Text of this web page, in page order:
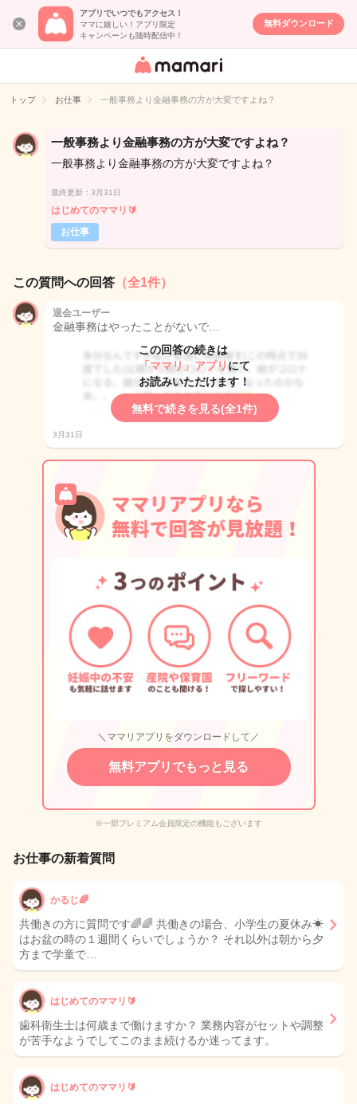
アプリでいつでもアクセス！
ママに嬉しい！アプリ限定
キャンペーンも随時配信中！
無料ダウンロード
女性専用匿名QA
イト
トップ お仕事 一般事務より金融事務の方が大変ですよね？
一般事務より金融事務の方が大変ですよね？
一般事務より金融事務の方が大変ですよね？
最終更新：3月31日
はじめてのママリ🔰
お仕事
この質問への回答 （全1件）
退会ユーザー
金融事務はやったことがないで…
この回答の続きは
「ママリ」アプリ にて
お読みいただけます！
無料で続きを見る(全1件)
3月31日
＼ママリアプリをダウンロードして／
無料アプリでもっと見る
※一部プレミアム会員限定の機能もございます
お仕事の新着質問
かるじ🌈
共働きの方に質問です🌈🌈 共働きの場合、小学生の夏休み☀
はお盆の時の１週間くらいでしょうか？ それ以外は朝から夕
方まで学童で…
はじめてのママリ🔰
歯科衛生士は何歳まで働けますか？ 業務内容がセットや調整
が苦手なようでしてこのまま続けるか迷ってます。
はじめてのママリ🔰